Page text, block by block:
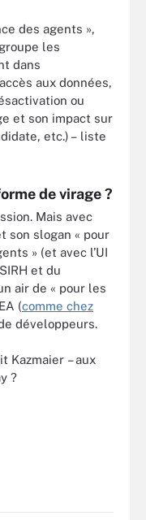
des agents »,
les
dans
aux données,
ou
et son impact sur
etc.) – liste
de virage ?
Mais avec
son slogan « pour
» (et avec l’UI
et du
air de « pour les
(comme chez
développeurs.
Kazmaier – aux
?